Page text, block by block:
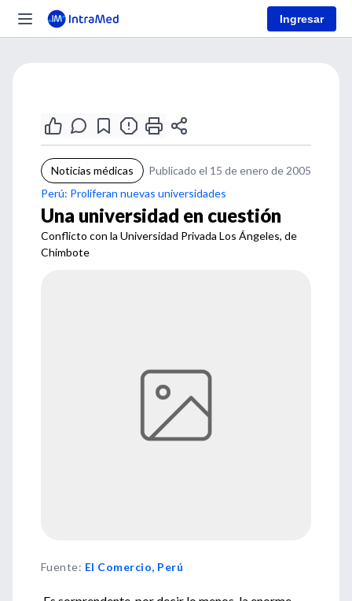
Ingresar
Noticias médicas
Publicado el 15 de enero de 2005
Perú: Proliferan nuevas universidades
Una universidad en cuestión
Conflicto con la Universidad Privada Los Ángeles, de
Chimbote
Fuente: El Comercio, Perú